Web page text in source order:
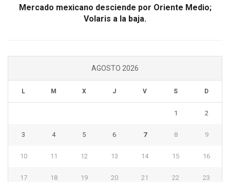
Mercado mexicano desciende por Oriente Medio;
Volaris a la baja.
AGOSTO 2026
L M X J V S D
1 2
3 4 5 6 7 8 9
10 11 12 13 14 15 16
17 18 19 20 21 22 23